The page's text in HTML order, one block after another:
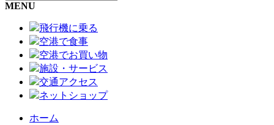
MENU
飛行機に乗る
空港で食事
空港でお買い物
施設・サービス
交通アクセス
ネットショップ
ホーム